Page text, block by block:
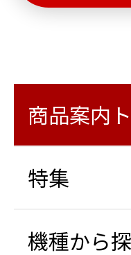
商品案内
特集
機種から